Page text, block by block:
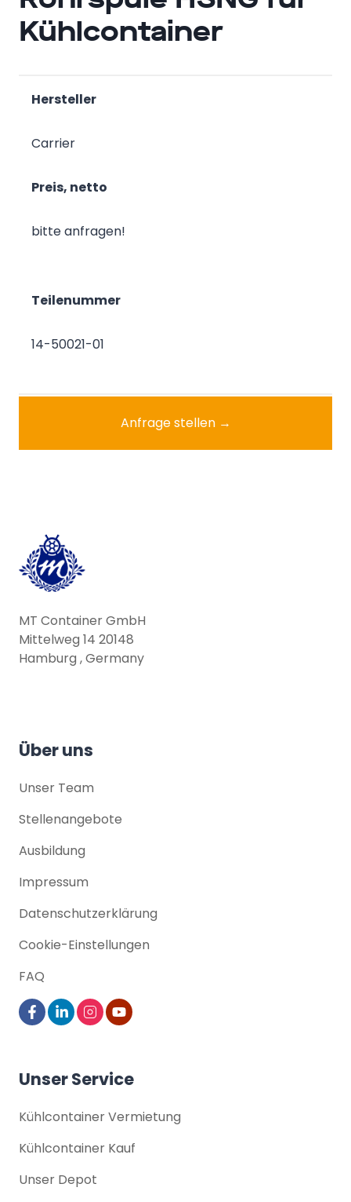
Kühlcontainer
Hersteller
Carrier
Preis, netto
bitte anfragen!
Teilenummer
14-50021-01
Anfrage stellen →
MT Container GmbH
Mittelweg 14 20148
Hamburg , Germany
Über uns
Unser Team
Stellenangebote
Ausbildung
Impressum
Datenschutz­erklärung
Cookie-Einstellungen
FAQ
Unser Service
Kühlcontainer Vermietung
Kühlcontainer Kauf
Unser Depot